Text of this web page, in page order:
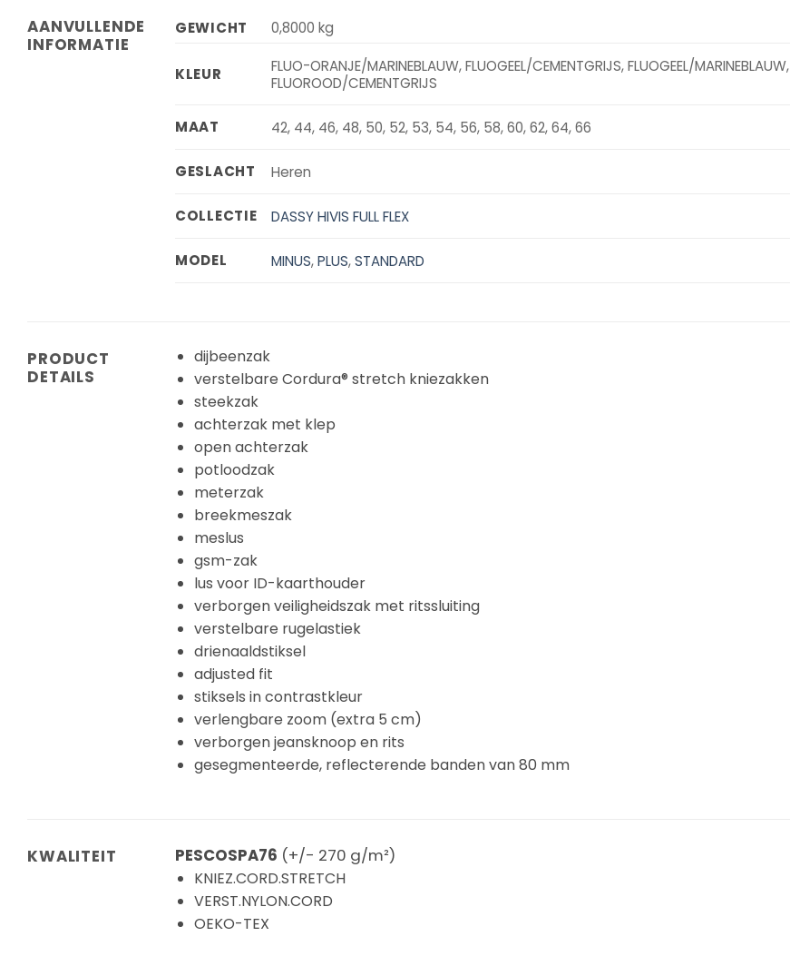
AANVULLENDE
INFORMATIE
GEWICHT 0,8000 kg
KLEUR
FLUO-ORANJE/MARINEBLAUW, FLUOGEEL/CEMENTGRIJS, FLUOGEEL/MARINEBLAUW,
FLUOROOD/CEMENTGRIJS
MAAT 42, 44, 46, 48, 50, 52, 53, 54, 56, 58, 60, 62, 64, 66
GESLACHT Heren
COLLECTIE DASSY HIVIS FULL FLEX
MODEL MINUS,PLUS,STANDARD
PRODUCT
DETAILS
dijbeenzak
verstelbare Cordura® stretch kniezakken
steekzak
achterzak met klep
open achterzak
potloodzak
meterzak
breekmeszak
meslus
gsm-zak
lus voor ID-kaarthouder
verborgen veiligheidszak met ritssluiting
verstelbare rugelastiek
drienaaldstiksel
adjusted fit
stiksels in contrastkleur
verlengbare zoom (extra 5 cm)
verborgen jeansknoop en rits
gesegmenteerde, reflecterende banden van 80 mm
KWALITEIT PESCOSPA76 (+/- 270 g/m²)
KNIEZ.CORD.STRETCH
VERST.NYLON.CORD
OEKO-TEX